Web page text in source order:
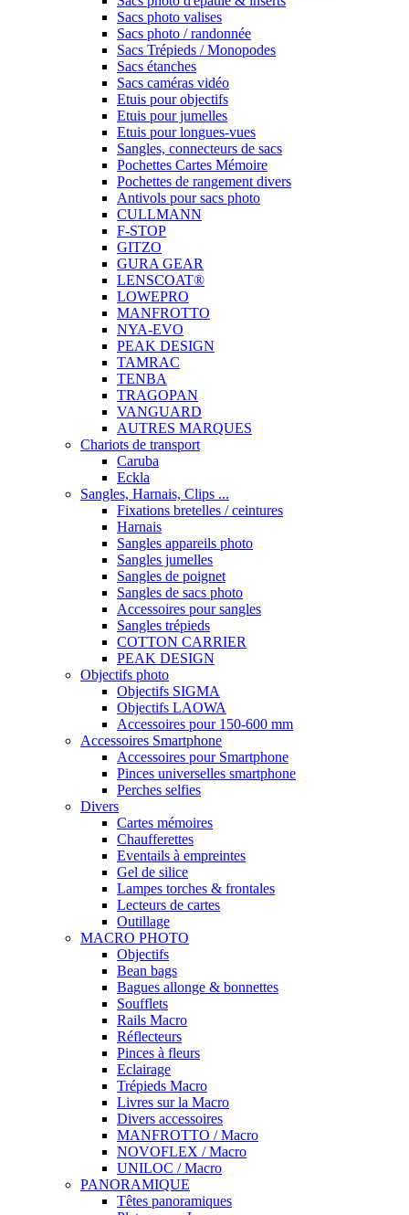
Sacs photo valises
Sacs photo / randonnée
Sacs Trépieds / Monopodes
Sacs étanches
Sacs caméras vidéo
Etuis pour objectifs
Etuis pour jumelles
Etuis pour longues-vues
Sangles, connecteurs de sacs
Pochettes Cartes Mémoire
Pochettes de rangement divers
Antivols pour sacs photo
CULLMANN
F-STOP
GITZO
GURA GEAR
LENSCOAT®
LOWEPRO
MANFROTTO
NYA-EVO
PEAK DESIGN
TAMRAC
TENBA
TRAGOPAN
VANGUARD
AUTRES MARQUES
Chariots de transport
Caruba
Eckla
Sangles, Harnais, Clips ...
Fixations bretelles / ceintures
Harnais
Sangles appareils photo
Sangles jumelles
Sangles de poignet
Sangles de sacs photo
Accessoires pour sangles
Sangles trépieds
COTTON CARRIER
PEAK DESIGN
Objectifs photo
Objectifs SIGMA
Objectifs LAOWA
Accessoires pour 150-600 mm
Accessoires Smartphone
Accessoires pour Smartphone
Pinces universelles smartphone
Perches selfies
Divers
Cartes mémoires
Chaufferettes
Eventails à empreintes
Gel de silice
Lampes torches & frontales
Lecteurs de cartes
Outillage
MACRO PHOTO
Objectifs
Bean bags
Bagues allonge & bonnettes
Soufflets
Rails Macro
Réflecteurs
Pinces à fleurs
Eclairage
Trépieds Macro
Livres sur la Macro
Divers accessoires
MANFROTTO / Macro
NOVOFLEX / Macro
UNILOC / Macro
PANORAMIQUE
Têtes panoramiques